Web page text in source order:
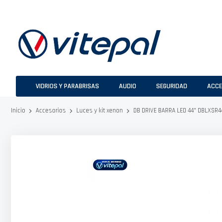
VIDRIOS Y PARABRISAS AUDIO SEGURIDAD
Inicio Accesorios Luces y kit xenon DB DRIVE BARRA LED 44"